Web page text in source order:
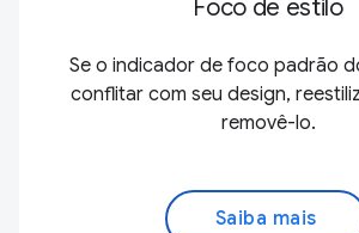
Foco de estilo
Se o indicador de foco padrão
conflitar com seu design,
removê-lo.
Saiba mais